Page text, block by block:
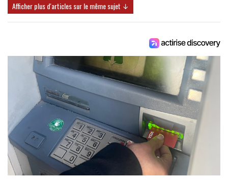
Afficher plus d'articles sur le même sujet ↓